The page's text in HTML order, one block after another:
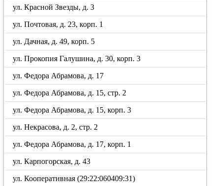
ул. Красной Звезды, д. 3
ул. Почтовая, д. 23, корп. 1
ул. Дачная, д. 49, корп. 5
ул. Прокопия Галушина, д. 30, корп. 3
ул. Федора Абрамова, д. 17
ул. Федора Абрамова, д. 15, стр. 2
ул. Федора Абрамова, д. 15, корп. 3
ул. Некрасова, д. 2, стр. 2
ул. Федора Абрамова, д. 17, корп. 1
ул. Карпогорская, д. 43
ул. Кооперативная (29:22:060409:31)